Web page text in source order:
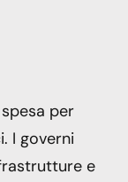
per
I governi
e